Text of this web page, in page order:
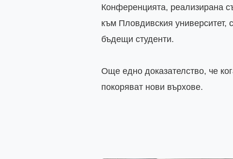
Конференцията, реализирана
към Пловдивския
бъдещи студенти.
Още едно доказателство, че
покоряват нови върхове.